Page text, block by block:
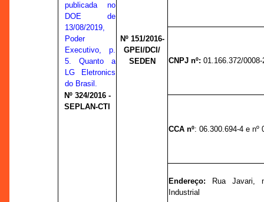
publicada no
DOE de
13/08/2019,
Poder
Executivo, p.
5. Quanto a
LG Eletronics
do Brasil.
Nº 324/2016 -
SEPLAN-CTI
Nº 151/2016-
GPEI/DCI/
SEDEN
CNPJ nº:01.166.372/0008-
CCA nº: 06.300.694-4 e nº
Endereço:
Rua Javari,
Industrial